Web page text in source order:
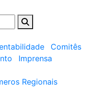
Comitês
Imprensa
Regionais